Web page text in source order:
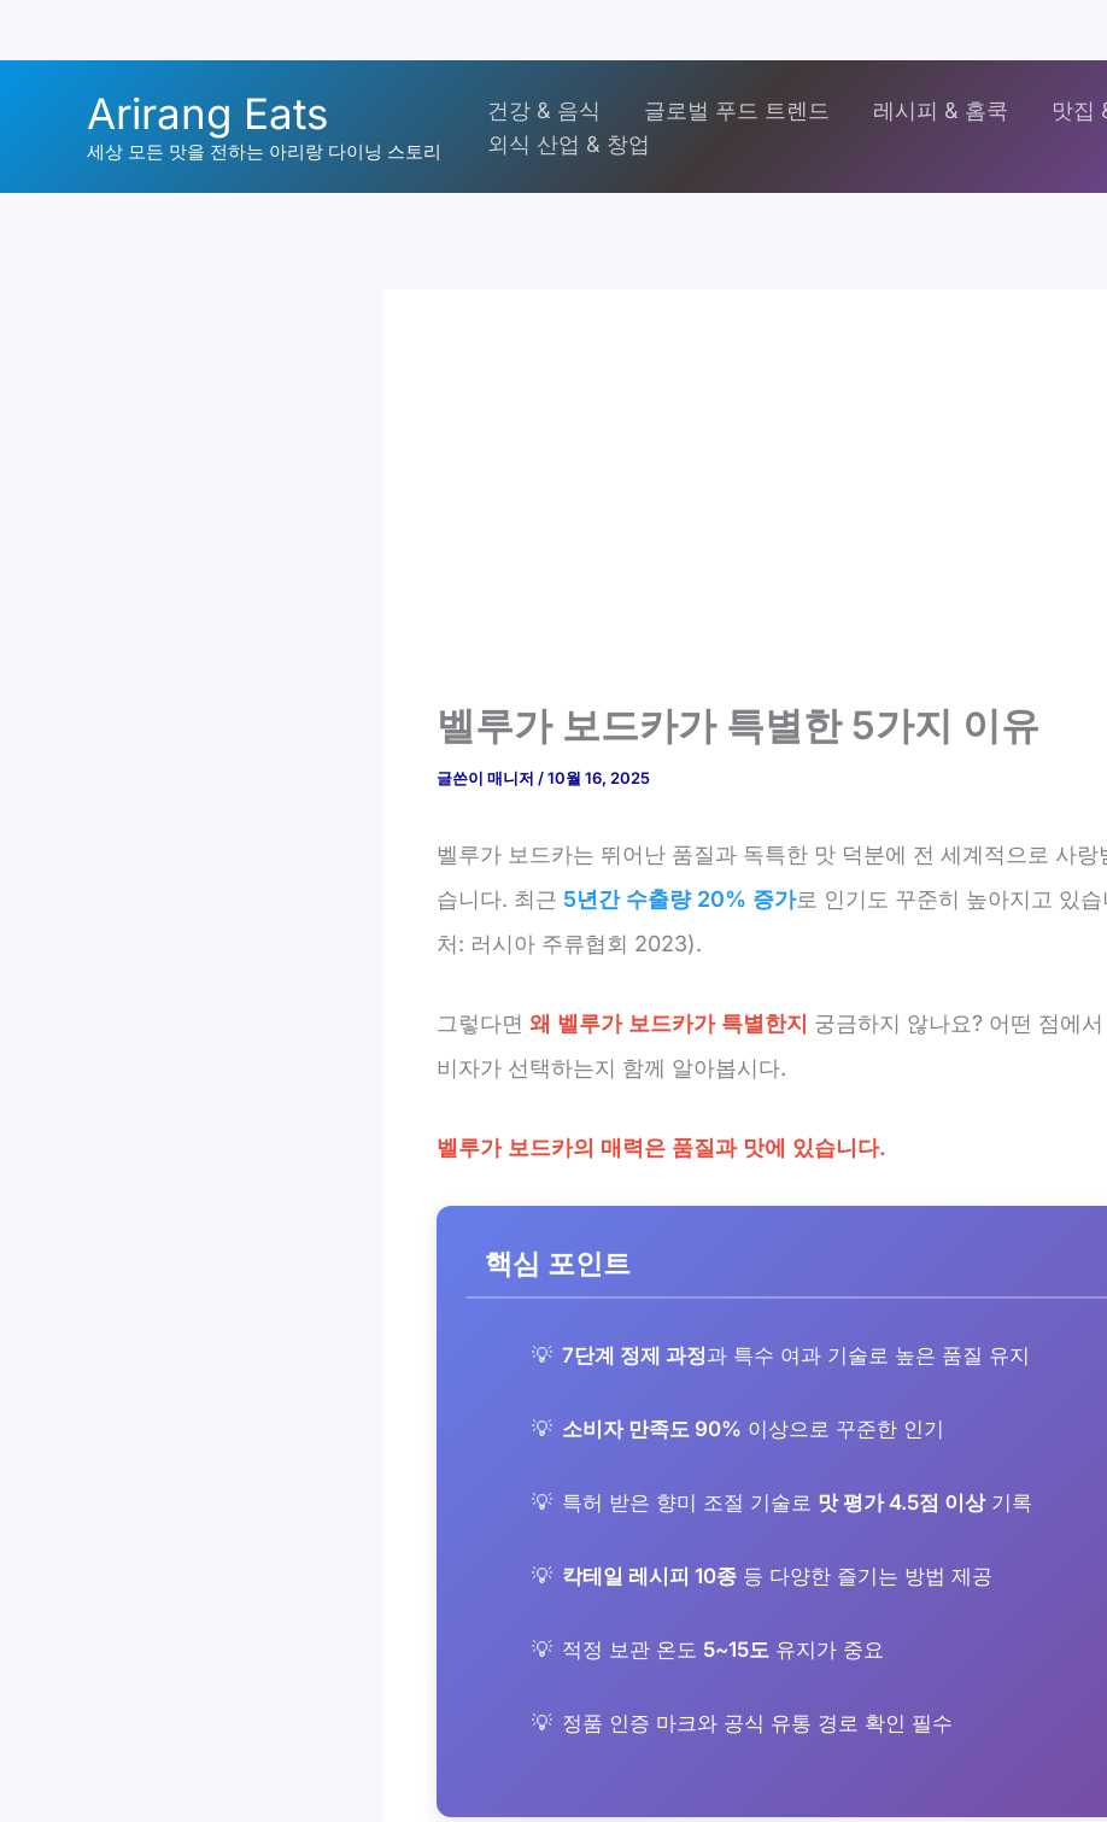
Arirang Eats
세상 모든 맛을 전하는 아리랑 다이닝 스토리
건강 & 음식 글로벌 푸드 트렌드 레시피 & 홈쿡 맛집
외식 산업 & 창업
벨루가 보드카가 특별한 5가지 이유
글쓴이 매니저 /10월 16, 2025
벨루가 보드카는 뛰어난 품질과 독특한 맛 덕분에 전 세계적으로 사랑
습니다. 최근 5년간 수출량 20% 증가로 인기도 꾸준히 높아지고 있
처: 러시아 주류협회 2023).
그렇다면 왜 벨루가 보드카가 특별한지 궁금하지 않나요? 어떤 점에
비자가 선택하는지 함께 알아봅시다.
벨루가 보드카의 매력은 품질과 맛에 있습니다.
핵심 포인트
7단계 정제 과정과 특수 여과 기술로 높은 품질 유지
소비자 만족도 90% 이상으로 꾸준한 인기
특허 받은 향미 조절 기술로 맛 평가 4.5점 이상기록
칵테일 레시피 10종 등 다양한 즐기는 방법 제공
적정 보관 온도 5~15도 유지가 중요
정품 인증 마크와 공식 유통 경로 확인 필수